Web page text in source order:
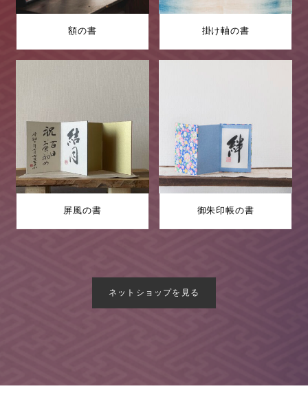
額の書 掛け軸の書
屏風の書 御朱印帳の書
ネットショップを見る